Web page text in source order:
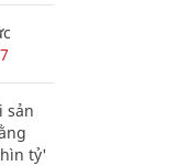
sản
tỷ'